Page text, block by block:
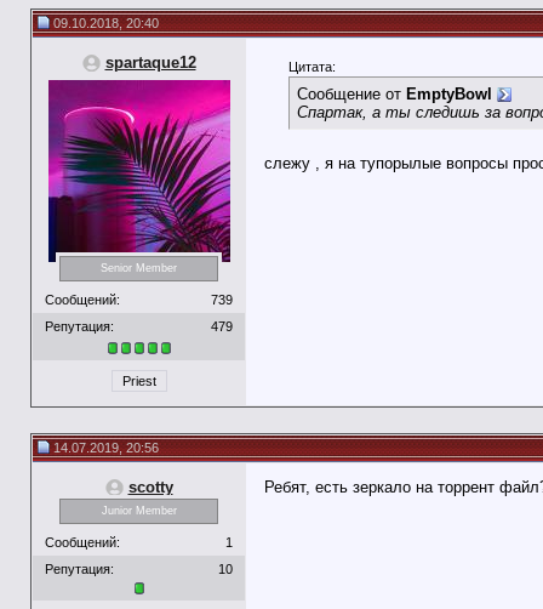
09.10.2018, 20:40
spartaque12
Senior Member
Сообщений:
739
Репутация:
479
Priest
Цитата:
Сообщение от EmptyBowl
Спартак, а ты следишь за
слежу , я на тупорылые вопросы
14.07.2019, 20:56
scotty
Junior Member
Сообщений:
1
Репутация:
10
Ребят, есть зеркало на торрент